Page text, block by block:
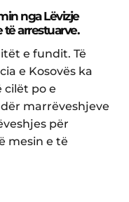
nga Lëvizje
arrestuarve.
e fundit. Të
e Kosovës ka
po e
marrëveshjeve
për
mesin e të